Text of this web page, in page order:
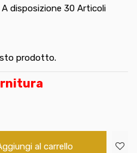
A disposizione 30 Articoli
prodotto.
al carrello